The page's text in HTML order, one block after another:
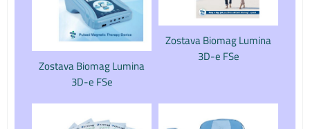
Zostava Biomag Lumina
3D-e FSe
Zostava Biomag Lumina
3D-e FSe